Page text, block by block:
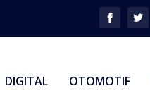
DIGITAL OTOMOTIF